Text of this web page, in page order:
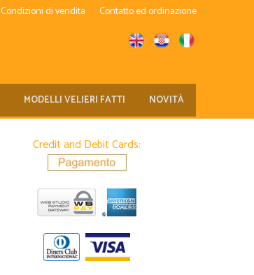
Condizioni di vendita Contatto ed ordinazione
MODELLI VELIERI FATTI NOVITÀ
Credit and Debit Cards: